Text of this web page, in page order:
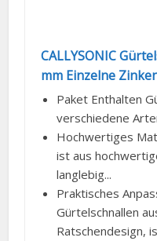
CALLYSONIC
mm Einzelne
Paket Enthalten
verschiedene
Hochwertiges
ist aus
langlebig...
Praktisches
Gürtelschnallen
Ratschendesign,